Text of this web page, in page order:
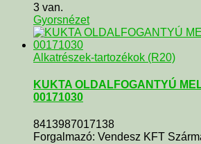
3 van.
Gyorsnézet
Alkatrészek-tartozékok (R20)
KUKTA OLDALFOGANTYÚ
00171030
8413987017138
Forgalmazó: Vendesz KFT